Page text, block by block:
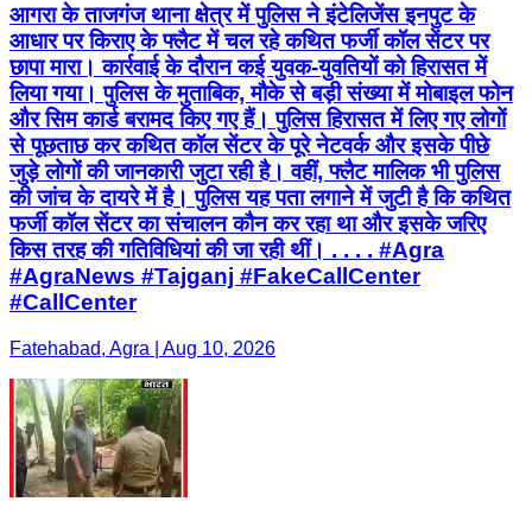
आगरा के ताजगंज थाना क्षेत्र में पुलिस ने इंटेलिजेंस इनपुट के
आधार पर किराए के फ्लैट में चल रहे कथित फर्जी कॉल सेंटर पर
छापा मारा। कार्रवाई के दौरान कई युवक-युवतियों को हिरासत में
लिया गया। पुलिस के मुताबिक, मौके से बड़ी संख्या में मोबाइल फोन
और सिम कार्ड बरामद किए गए हैं। पुलिस हिरासत में लिए गए लोगों
से पूछताछ कर कथित कॉल सेंटर के पूरे नेटवर्क और इसके पीछे
जुड़े लोगों की जानकारी जुटा रही है। वहीं, फ्लैट मालिक भी पुलिस
की जांच के दायरे में है। पुलिस यह पता लगाने में जुटी है कि कथित
फर्जी कॉल सेंटर का संचालन कौन कर रहा था और इसके जरिए
किस तरह की गतिविधियां की जा रही थीं। . . . . #Agra
#AgraNews #Tajganj #FakeCallCenter
#CallCenter
Fatehabad, Agra | Aug 10, 2026